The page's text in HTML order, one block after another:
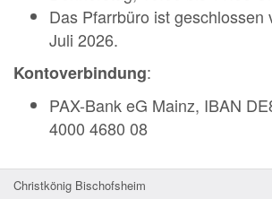
Das Pfarrbüro ist geschlossen
Juli 2026.
Kontoverbindung:
PAX-Bank eG Mainz, IBAN
4000 4680 08
Christkönig Bischofsheim